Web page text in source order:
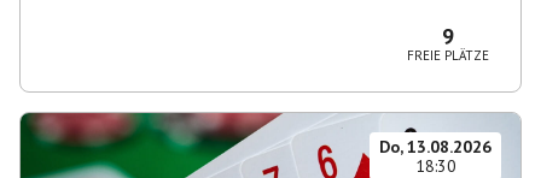
9
FREIE PLÄTZE
Do, 13.08.2026
18:30